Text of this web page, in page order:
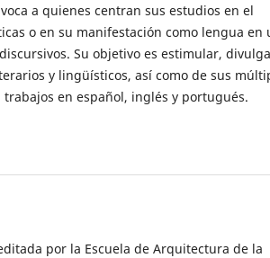
a quienes centran sus estudios en el
o en su manifestación como lengua en
Su objetivo es estimular,
y lingüísticos, así como de sus
en español, inglés y portugués.
por la Escuela de Arquitectura de la